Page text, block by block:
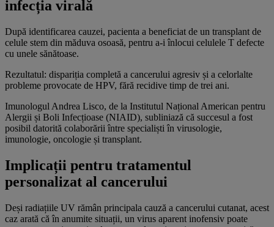
infecția virală
După identificarea cauzei, pacienta a beneficiat de un transplant de
celule stem din măduva osoasă, pentru a-i înlocui celulele T defecte
cu unele sănătoase.
Rezultatul: dispariția completă a cancerului agresiv și a celorlalte
probleme provocate de HPV, fără recidive timp de trei ani.
Imunologul Andrea Lisco, de la Institutul Național American pentru
Alergii și Boli Infecțioase (NIAID), subliniază că succesul a fost
posibil datorită colaborării între specialiști în virusologie,
imunologie, oncologie și transplant.
Implicații pentru tratamentul
personalizat al cancerului
Deși radiațiile UV rămân principala cauză a cancerului cutanat, acest
caz arată că în anumite situații, un virus aparent inofensiv poate